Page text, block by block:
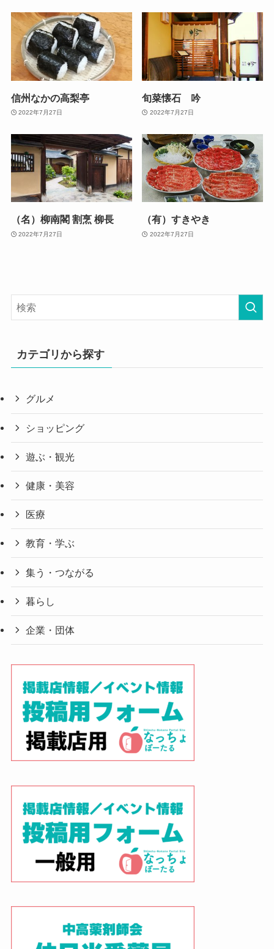
信州なかの高梨亭
2022年7月27日
旬菜懐石 吟
2022年7月27日
（名）柳南閣 割烹 柳長
2022年7月27日
（有）すきやき
2022年7月27日
カテゴリから探す
グルメ
ショッピング
遊ぶ・観光
健康・美容
医療
教育・学ぶ
集う・つながる
暮らし
企業・団体